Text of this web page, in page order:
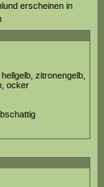
erscheinen in
zitronengelb,
ocker